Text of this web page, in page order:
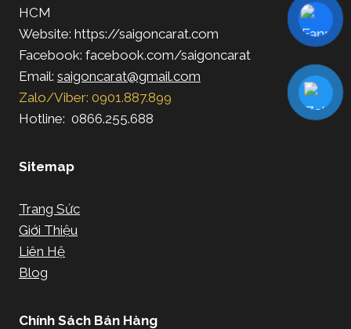
HCM
Website: https://saigoncarat.com
Facebook: facebook.com/saigoncarat
Email: saigoncarat@gmail.com
Zalo/Viber: 0901.887.899
Hotline: 0866.255.688
Sitemap
Trang Sức
Giới Thiệu
Liên Hệ
Blog
Chính Sách Bán Hàng